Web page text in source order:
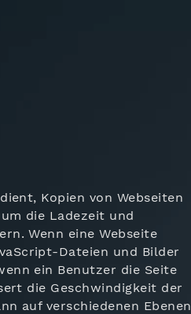
Kopien von Webseiten
die Ladezeit und
Wenn eine Webseite
Dateien und Bilder
ein Benutzer die Seite
die Geschwindigkeit der
auf verschiedenen Ebenen